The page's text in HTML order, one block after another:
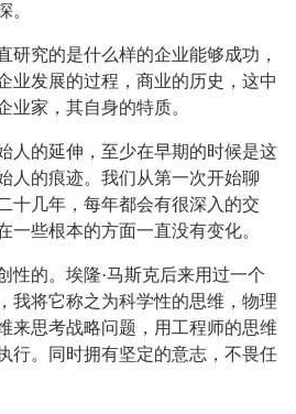
。
研究的是什么样的企业能够成功，
业发展的过程，商业的历史，这中
业家，其自身的特质。
人的延伸，至少在早期的时候是这
人的痕迹。我们从第一次开始聊
十几年，每年都会有很深入的交
一些根本的方面一直没有变化。
性的。埃隆·马斯克后来用过一个
我将它称之为科学性的思维，物理
来思考战略问题，用工程师的思维
行。同时拥有坚定的意志，不畏任